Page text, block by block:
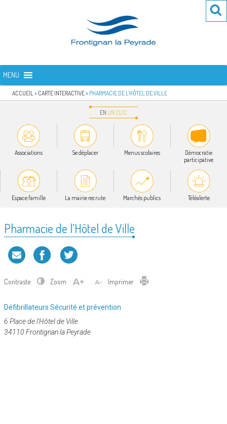
FRONTIGNAN LA PEYRADE
MENU
ACCUEIL » CARTE INTERACTIVE» PHARMACIE DE L’HÔTEL DE VILLE
EN UN CLIC
Associations Se déplacer Menus scolaires
Démocratie
participative
Espace famille La mairie recrute Marchés publics Téléalerte
Pharmacie de l’Hôtel de Ville
Contraste Zoom Imprimer
Catégorie
Défibrillateurs Sécurité et prévention
6 Place de l'Hôtel de Ville
34110 Frontignan la Peyrade